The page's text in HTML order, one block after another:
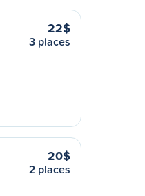
22$
3 places
20$
2 places